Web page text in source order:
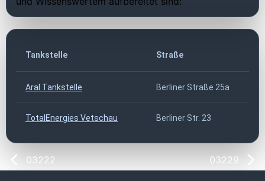
Tankstelle Straße
Aral Tankstelle Berliner Straße 25a
TotalEnergies Vetschau Berliner Str. 23
03222 03229